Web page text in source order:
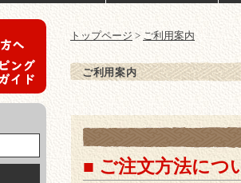
トップページ > ご利用案内
ご利用案内
ご利用ガイド
■ ご注文方法につ